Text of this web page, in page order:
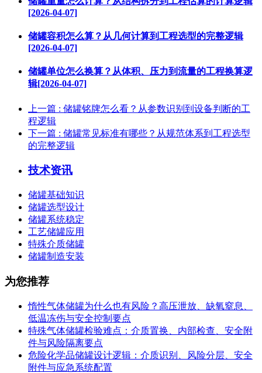
[2026-04-07]
储罐容积怎么算？从几何计算到工程选型的完整逻辑
[2026-04-07]
储罐单位怎么换算？从体积、压力到流量的工程换算逻
辑[2026-04-07]
上一篇 : 储罐铭牌怎么看？从参数识别到设备判断的工
程逻辑
下一篇 : 储罐常见标准有哪些？从规范体系到工程选型
的完整逻辑
技术资讯
储罐基础知识
储罐选型设计
储罐系统稳定
工艺储罐应用
特殊介质储罐
储罐制造安装
为您推荐
惰性气体储罐为什么也有风险？高压泄放、缺氧窒息、
低温冻伤与安全控制要点
特殊气体储罐检验难点：介质置换、内部检查、安全附
件与风险隔离要点
危险化学品储罐设计逻辑：介质识别、风险分层、安全
附件与应急系统配置